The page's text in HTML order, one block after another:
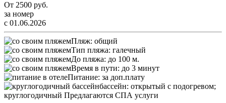
От 2500 руб.
за номер
с 01.06.2026
Пляж: общий
Тип пляжа: галечный
До пляжа: до 100 м.
Время в пути: до 3 минут
Питание: за доп.плату
бассейн: открытый с подогревом;
круглогодичный Предлагаются СПА услуги